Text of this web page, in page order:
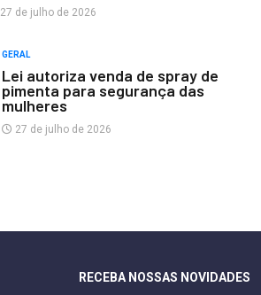
27 de julho de 2026
GERAL
Lei autoriza venda de spray de
pimenta para segurança das
mulheres
27 de julho de 2026
RECEBA NOSSAS NOVIDADES